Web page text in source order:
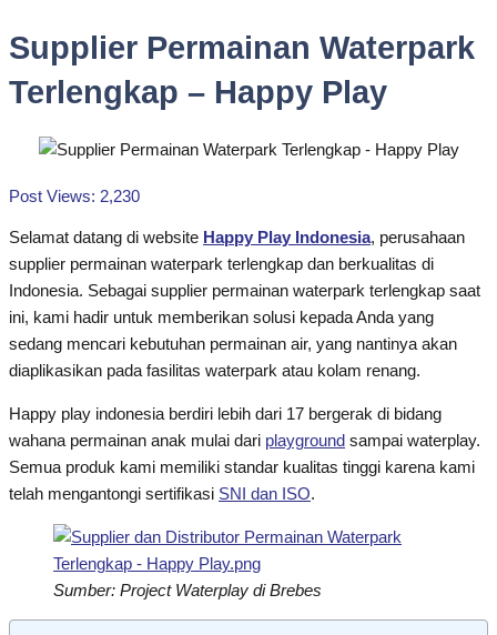
Supplier Permainan Waterpark
Terlengkap – Happy Play
Post Views: 2,230
Selamat datang di website Happy Play Indonesia, perusahaan
supplier permainan waterpark terlengkap dan berkualitas di
Indonesia. Sebagai supplier permainan waterpark terlengkap saat
ini, kami hadir untuk memberikan solusi kepada Anda yang
sedang mencari kebutuhan permainan air, yang nantinya akan
diaplikasikan pada fasilitas waterpark atau kolam renang.
Happy play indonesia berdiri lebih dari 17 bergerak di bidang
wahana permainan anak mulai dari playground sampai waterplay.
Semua produk kami memiliki standar kualitas tinggi karena kami
telah mengantongi sertifikasi SNI dan ISO.
Sumber: Project Waterplay di Brebes